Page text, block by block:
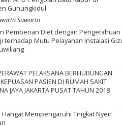
Gunungkidul
Suwarto
Pemberian Diet dengan Pengetahuan
terhadap Mutu Pelayanan Instalasi Gizi
PELAKSANA BERHUBUNGAN
PASIEN DI RUMAH SAKIT
JAYA JAKARTA PUSAT TAHUN 2018
Mempengaruhi Tingkat Nyeri